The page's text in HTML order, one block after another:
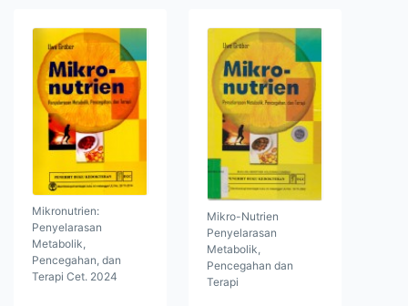
Mikronutrien:
Penyelarasan
Metabolik,
Pencegahan, dan
Terapi Cet. 2024
Mikro-Nutrien
Penyelarasan
Metabolik,
Pencegahan dan
Terapi